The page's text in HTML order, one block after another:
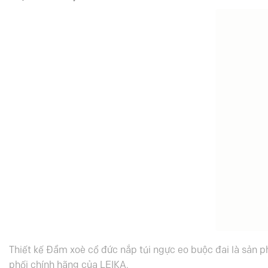
Thiết kế Đầm xoè cổ đức nắp túi ngực eo buộc đai là sản
phối chính hãng của LEIKA.